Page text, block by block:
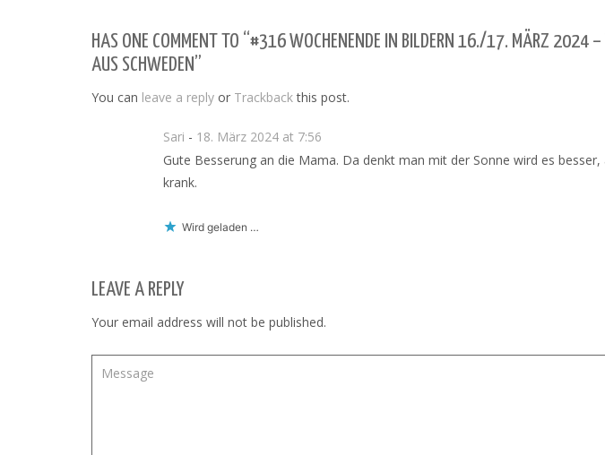
HAS ONE COMMENT TO “#316 WOCHENENDE IN BILDERN 16./17. MÄRZ 2024 –
AUS SCHWEDEN”
You can leave a reply or Trackbackthis post.
Sari - 18. März 2024 at 7:56
Gute Besserung an die Mama. Da denkt man mit der Sonne wird es
krank.
Wird geladen …
LEAVE A REPLY
Your email address will not be published.